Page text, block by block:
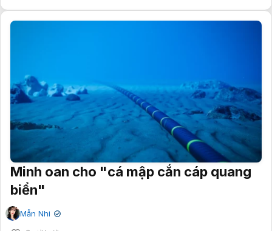
Minh oan cho "cá mập cắn cáp quang
biển"
Mẫn Nhi ✔